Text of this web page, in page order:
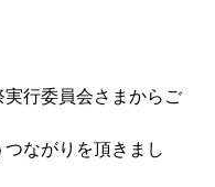
行委員会さまからご
つながりを頂きまし